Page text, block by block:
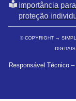
importância para
proteção
© COPYRIGHT →
DIGITAIS
Responsável Técnico